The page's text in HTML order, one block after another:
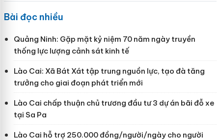
Bài đọc nhiều
Quảng Ninh: Gặp mặt kỷ niệm 70 năm ngày truyền
thống lực lượng cảnh sát kinh tế
Lào Cai: Xã Bát Xát tập trung nguồn lực, tạo đà tăng
trưởng cho giai đoạn phát triển mới
Lào Cai chấp thuận chủ trương đầu tư 3 dự án bãi đỗ xe
tại Sa Pa
Lào Cai hỗ trợ 250.000 đồng/người/ngày cho người